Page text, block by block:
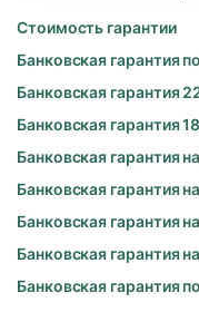
Стоимость гарантии
Банковская гарантия
Банковская гарантия
Банковская гарантия
Банковская гарантия
Банковская гарантия
Банковская гарантия
Банковская гарантия
Банковская гарантия